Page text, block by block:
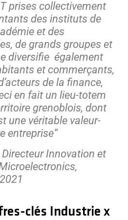
prises collectivement
des instituts de
et des
de grands groupes et
diversifie également
et commerçants,
de la finance,
en fait un lieu-totem
grenoblois, dont
une véritable valeur-
entreprise“
Directeur Innovation et
clés Industrie x